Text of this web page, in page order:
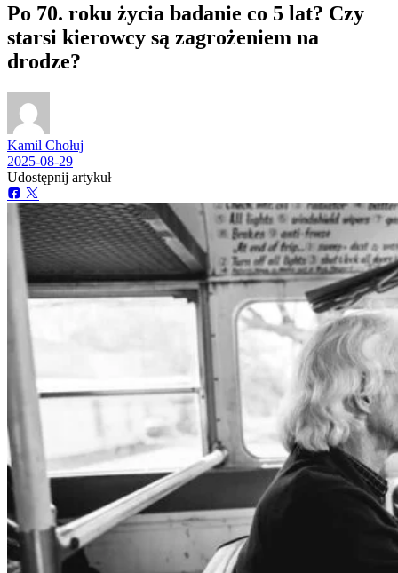
Po 70. roku życia badanie co 5 lat? Czy
starsi kierowcy są zagrożeniem na
drodze?
Kamil Chołuj
2025-08-29
Udostępnij artykuł